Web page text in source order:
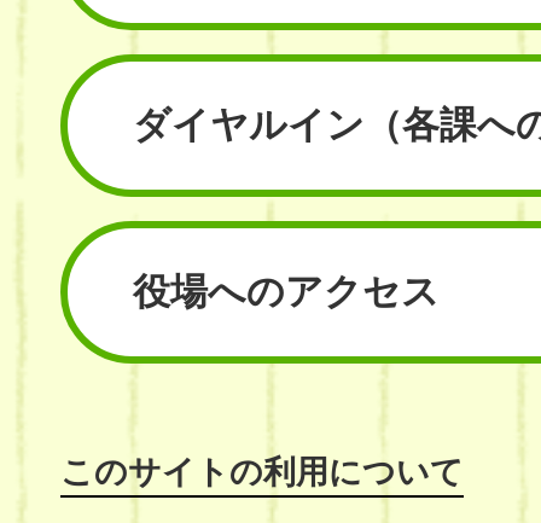
ダイヤルイン （各課へ
役場へのアクセス
このサイトの利用について